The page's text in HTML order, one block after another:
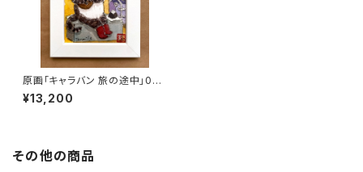
原画「キャラバン 旅の途中」02
ポストカード原画
¥13,200
その他の商品